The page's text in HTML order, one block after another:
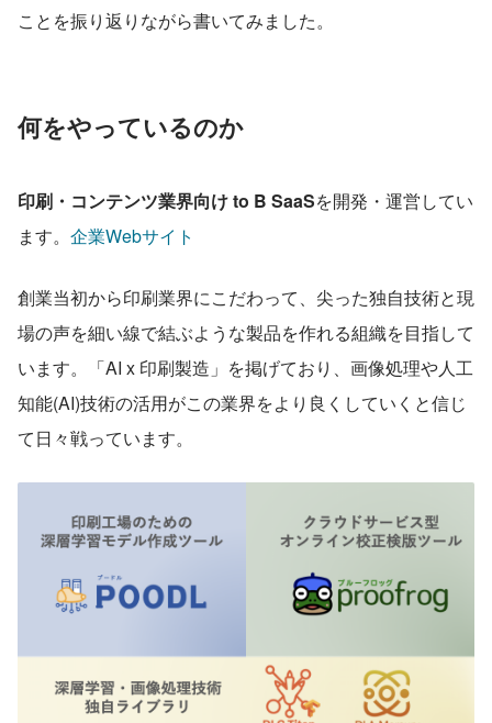
ことを振り返りながら書いてみました。
何をやっているのか
印刷・コンテンツ業界向け to B SaaSを開発・運営してい
ます。 企業Webサイト
創業当初から印刷業界にこだわって、尖った独自技術と現
場の声を細い線で結ぶような製品を作れる組織を目指して
います。「AI x 印刷製造」を掲げており、画像処理や人工
知能(AI)技術の活用がこの業界をより良くしていくと信じ
て日々戦っています。